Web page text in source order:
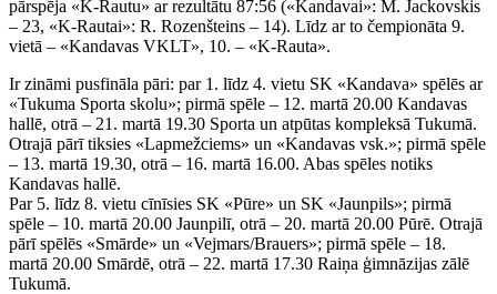
pārspēja «K-Rautu» ar rezultātu 87:56 («Kandavai»: M. Jackovskis
– 23, «K-Rautai»: R. Rozenšteins – 14). Līdz ar to čempionāta 9.
vietā – «Kandavas VKLT», 10. – «K-Rauta».
Ir zināmi pusfināla pāri: par 1. līdz 4. vietu SK «Kandava» spēlēs ar
«Tukuma Sporta skolu»; pirmā spēle – 12. martā 20.00 Kandavas
hallē, otrā – 21. martā 19.30 Sporta un atpūtas kompleksā Tukumā.
Otrajā pārī tiksies «Lapmežciems» un «Kandavas vsk.»; pirmā spēle
– 13. martā 19.30, otrā – 16. martā 16.00. Abas spēles notiks
Kandavas hallē.
Par 5. līdz 8. vietu cīnīsies SK «Pūre» un SK «Jaunpils»; pirmā
spēle – 10. martā 20.00 Jaunpilī, otrā – 20. martā 20.00 Pūrē. Otrajā
pārī spēlēs «Smārde» un «Vejmars/Brauers»; pirmā spēle – 18.
martā 20.00 Smārdē, otrā – 22. martā 17.30 Raiņa ģimnāzijas zālē
Tukumā.